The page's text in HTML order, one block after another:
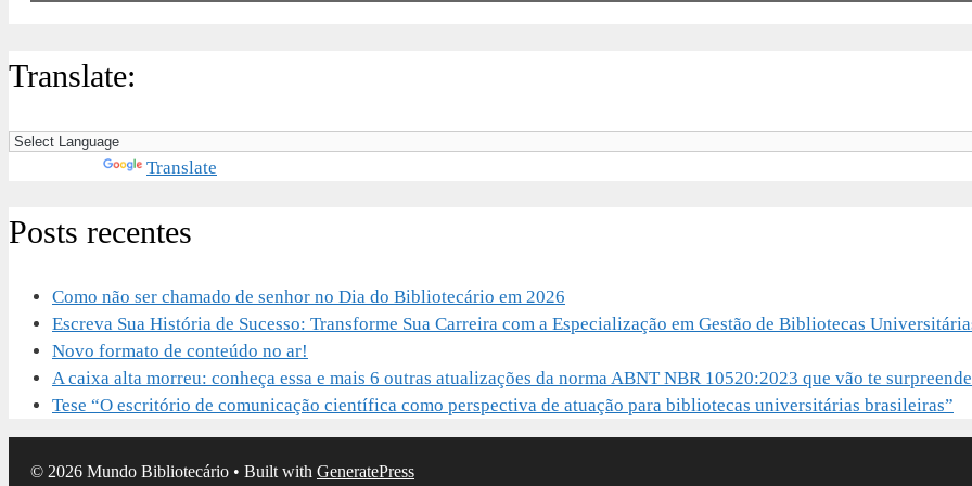
Translate:
Translate
Posts recentes
Como não ser chamado de senhor no Dia do Bibliotecário em 2026
Escreva Sua História de Sucesso: Transforme Sua Carreira com a Especialização em Gestão de Bibliotecas
Novo formato de conteúdo no ar!
A caixa alta morreu: conheça essa e mais 6 outras atualizações da norma ABNT NBR 10520:2023 que vão te
Tese “O escritório de comunicação científica como perspectiva de atuação para bibliotecas universitárias brasileiras”
© 2026 Mundo Bibliotecário • Built with GeneratePress